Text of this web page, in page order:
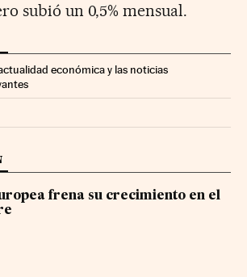
subió un 0,5% mensual.
económica y las noticias
en Facebook
Días en Twitter
frena su crecimiento en el